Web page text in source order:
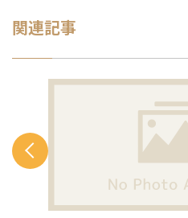
プリーグ
がらWeb
（バサジ
のため1
ての経験
底的にや
ロジェク
関連記事